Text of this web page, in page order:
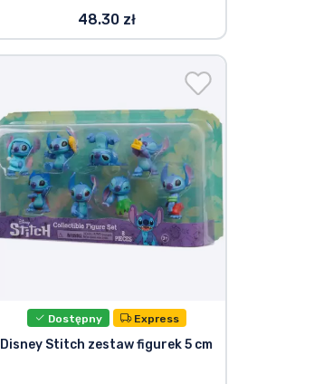
48.30 zł
Dostępny Express
Disney Stitch zestaw figurek 5 cm